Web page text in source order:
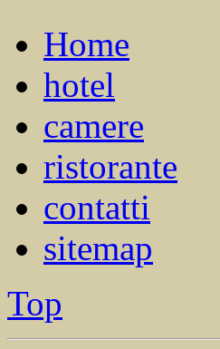
Home
hotel
camere
ristorante
contatti
sitemap
Top